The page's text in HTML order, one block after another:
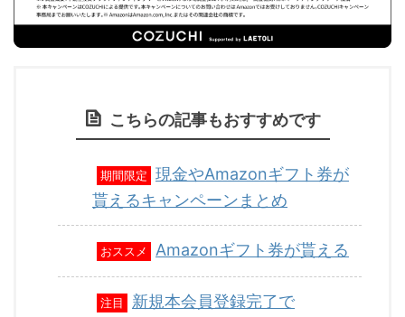
こちらの記事もおすすめです
期間限定
現金やAmazonギフト券が
貰えるキャンペーンまとめ
おススメ Amazonギフト券が貰える
注目
新規本会員登録完了で